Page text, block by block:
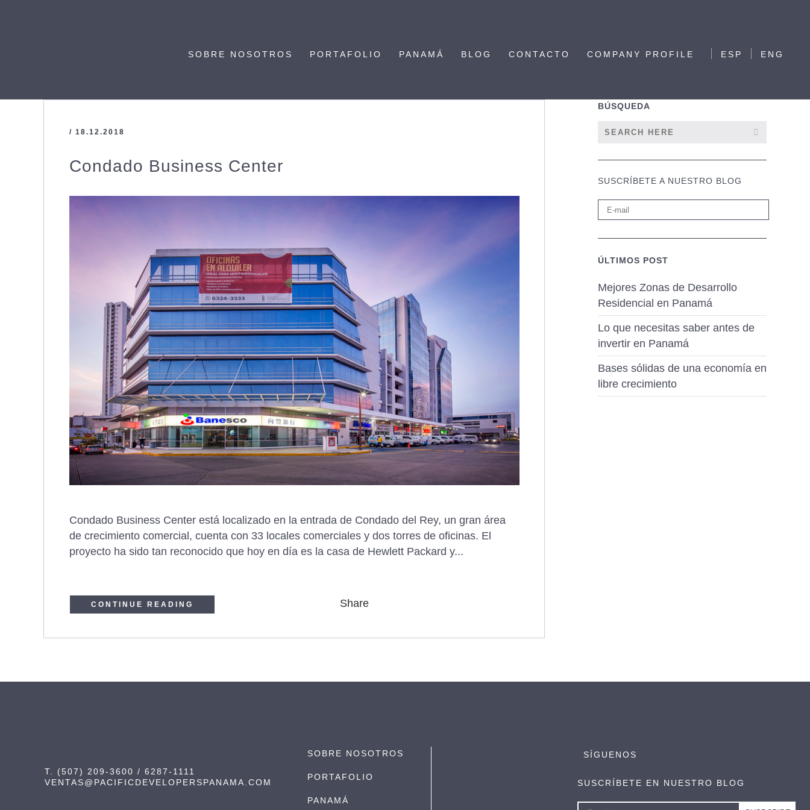
SOBRE NOSOTROS PORTAFOLIO PANAMÁ BLOG CONTACTO COMPANY PROFILE ESP ENG
/ 18.12.2018
Condado Business Center
Condado Business Center está localizado en la entrada de Condado del Rey, un gran área
de crecimiento comercial, cuenta con 33 locales comerciales y dos torres de oficinas. El
proyecto ha sido tan reconocido que hoy en día es la casa de Hewlett Packard y...
CONTINUE READING Share
BÚSQUEDA
SUSCRÍBETE A NUESTRO BLOG
ÚLTIMOS POST
Mejores Zonas de Desarrollo
Residencial en Panamá
Lo que necesitas saber antes de
invertir en Panamá
Bases sólidas de una economía en
libre crecimiento
T. (507) 209-3600 / 6287-1111
VENTAS@PACIFICDEVELOPERSPANAMA.COM
SOBRE NOSOTROS
PORTAFOLIO
PANAMÁ
SÍGUENOS
SUSCRÍBETE EN NUESTRO BLOG